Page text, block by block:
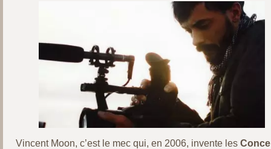
Vincent Moon, c’est le mec qui, en 2006, invente les